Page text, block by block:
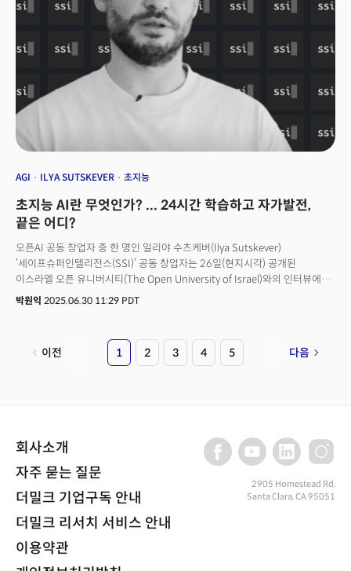
빠져있을까? 왜 한국 국민들은 글로벌 AI 혁신을 이끄는 기업에 '주권(주주의
권리)'을 행사를 기회를 놓쳐야 할까?
AGI ILYA SUTSKEVER 초지능
초지능 AI란 무엇인가? ... 24시간 학습하고 자가발전,
끝은 어디?
오픈AI 공동 창업자 중 한 명인 일리야 수츠케버(Ilya Sutskever)
‘세이프슈퍼인텔리전스(SSI)’ 공동 창업자는 26일(현지시각) 공개된
이스라엘 오픈 유니버시티(The Open University of Israel)와의 인터뷰에서
“극도로 예측이 어렵다(extremely unpredictable)는 점이 AI의 도전
관측이다. 수츠케버가 오픈AI를 떠나 새로운 연구소 ‘SSI’를 설립한 배경에도
‘AI가 스스로를 개선한다’는 개념이 깔려 있다. 그는 AI가 스스로 더 나은 AI를
자기 강화 루프(self-reinforcing loops)는 작동하고 있다는 것. 그는 “(AI로
인한) 경제적 가치 창출이 더 강력한 AI 시스템 실행을 위한 인프라 구축을
추동하고 있다”며 “다른 로봇을 구축할 수 있는 로봇도 그리 먼 미래가
아니다”라고 강조했다. AI 업계 거물들은 왜 ‘스스로 똑똑해지는 AI’, 재귀적
자기 개선을 언급했을까? 업계에서는 재귀적 자기 개선이 초지능으로 가는
열쇠라고 분석한다. 진화하는 AI가 공상과학 소설을 넘어 현실적인 목표로
부상하고 있는 것이다.
박원익 2025.06.30 11:29 PDT
이전 1 2 3 4 5 다음
회사소개
자주 묻는 질문
더밀크 기업구독 안내
더밀크 리서치 서비스 안내
이용약관
2905 Homestead Rd,
Santa Clara, CA 95051